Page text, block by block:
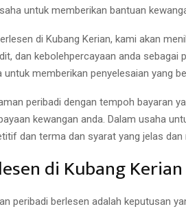
untuk memberikan bantuan
di Kubang Kerian, kami akan
dan kebolehpercayaan anda
memberikan penyelesaian yang
peribadi dengan tempoh bayaran
kewangan anda. Dalam usaha
dan terma dan syarat yang jelas dan
di Kubang Kerian
peribadi berlesen adalah keputusan